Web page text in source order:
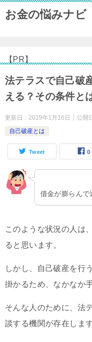
お金の悩みナビ
【PR】
法テラスで自己破
える？その条件と
更新日： 2019年1月16日 公開
自己破産とは
Tweet 0
借金が膨らんで
このような状況の人は
ると思います。
しかし、自己破産を行
掛かるため、なかなか
そんな人のために、法
談する機関が存在します